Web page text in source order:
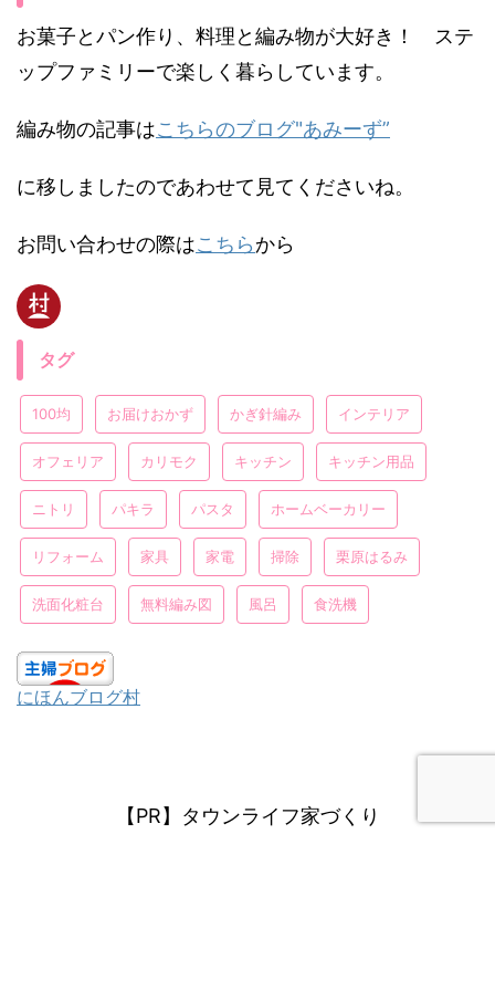
お菓子とパン作り、料理と編み物が大好き！ ステ
ップファミリーで楽しく暮らしています。
編み物の記事はこちらのブログ"あみーず”
に移しましたのであわせて見てくださいね。
お問い合わせの際はこちらから
タグ
100均 お届けおかず かぎ針編み インテリア
オフェリア カリモク キッチン キッチン用品
ニトリ パキラ パスタ ホームベーカリー
リフォーム 家具 家電 掃除 栗原はるみ
洗面化粧台 無料編み図 風呂 食洗機
にほんブログ村
【PR】タウンライフ家づくり